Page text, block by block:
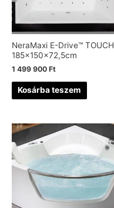
NeraMaxi E-Drive™ TOUCH
185x150x72,5cm
1 499 900 Ft
Kosárba teszem